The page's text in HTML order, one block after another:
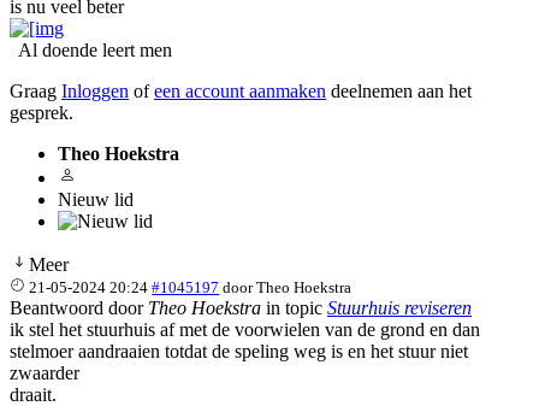
is nu veel beter
Al doende leert men
Graag Inloggen ofeen account aanmaken deelnemen aan het
gesprek.
Theo Hoekstra
Nieuw lid
Meer
21-05-2024 20:24 #1045197 doorTheo Hoekstra
Beantwoord door Theo Hoekstra in topic Stuurhuis reviseren
ik stel het stuurhuis af met de voorwielen van de grond en dan
stelmoer aandraaien totdat de speling weg is en het stuur niet
zwaarder
draait.